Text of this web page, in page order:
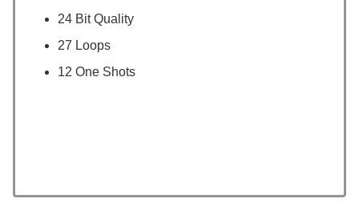
24 Bit Quality
27 Loops
12 One Shots